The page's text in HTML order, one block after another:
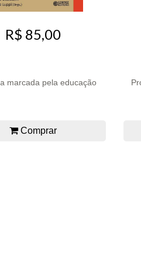
R$ 85,00
marcada pela educação
Comprar